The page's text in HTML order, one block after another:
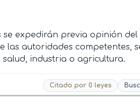
se expedirán previa opinión
las autoridades competentes,
industria o agricultura.
Citado por 0 leyes